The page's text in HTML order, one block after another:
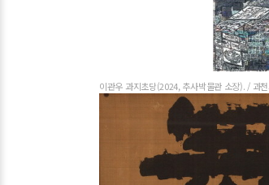
이관우 과지초당(2024, 추사박물관 소장). / 과